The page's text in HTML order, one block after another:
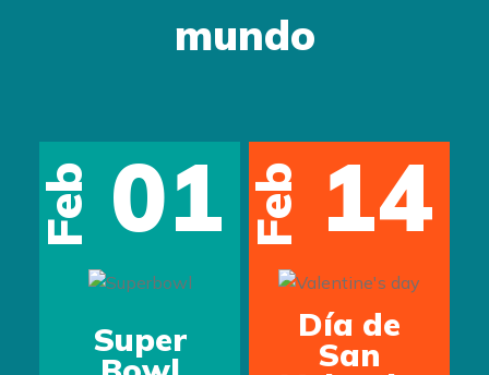
mundo
Feb 01
Super
Feb 14
Día de
San